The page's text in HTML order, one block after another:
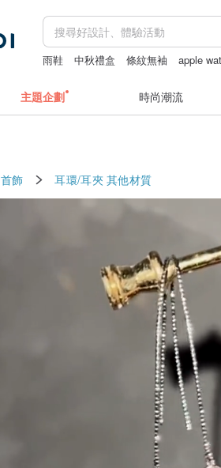
雨鞋 中秋禮盒 條紋無袖 apple
主題企劃 時尚潮流
首飾 耳環/耳夾 其他材質